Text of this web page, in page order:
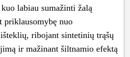
labiau sumažinti žalą
priklausomybę nuo
ribojant sintetinių trąšų
ir mažinant šiltnamio efektą